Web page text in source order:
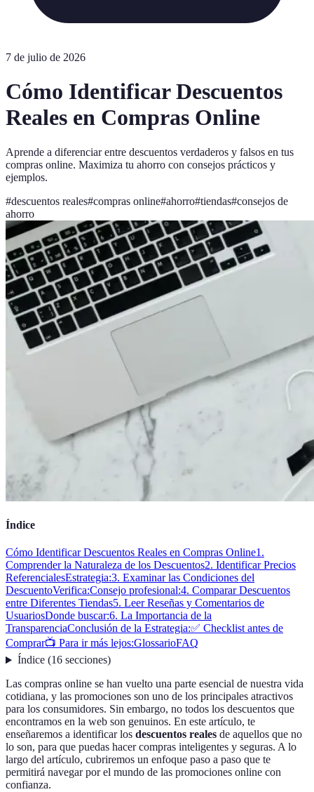
7 de julio de 2026
Cómo Identificar Descuentos
Reales en Compras Online
Aprende a diferenciar entre descuentos verdaderos y falsos en tus
compras online. Maximiza tu ahorro con consejos prácticos y
ejemplos.
#descuentos reales#compras online#ahorro#tiendas#consejos de
ahorro
Índice
Cómo Identificar Descuentos Reales en Compras Online1.
Comprender la Naturaleza de los Descuentos2. Identificar Precios
ReferencialesEstrategia:3. Examinar las Condiciones del
DescuentoVerifica:Consejo profesional:4. Comparar Descuentos
entre Diferentes Tiendas5. Leer Reseñas y Comentarios de
UsuariosDonde buscar:6. La Importancia de la
TransparenciaConclusión de la Estrategia:✅ Checklist antes de
Comprar📺 Para ir más lejos:GlossarioFAQ
Índice(16 secciones)
Las compras online se han vuelto una parte esencial de nuestra vida
cotidiana, y las promociones son uno de los principales atractivos
para los consumidores. Sin embargo, no todos los descuentos que
encontramos en la web son genuinos. En este artículo, te
enseñaremos a identificar los descuentos reales de aquellos que no
lo son, para que puedas hacer compras inteligentes y seguras. A lo
largo del artículo, cubriremos un enfoque paso a paso que te
permitirá navegar por el mundo de las promociones online con
confianza.